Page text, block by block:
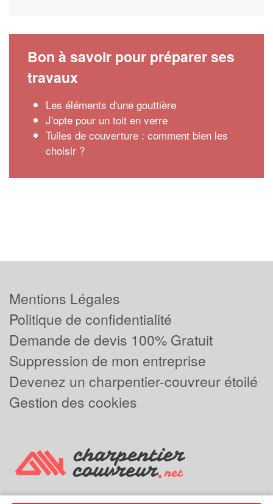
Bon à savoir pour préparer ses
travaux
Les éléments d'une gouttière
J'opte pour un toit en verre
Tuiles de couverture : comment bien les
choisir ?
Mentions Légales
Politique de confidentialité
Demande de devis 100% Gratuit
Suppression de mon entreprise
Devenez un charpentier-couvreur étoilé
Gestion des cookies